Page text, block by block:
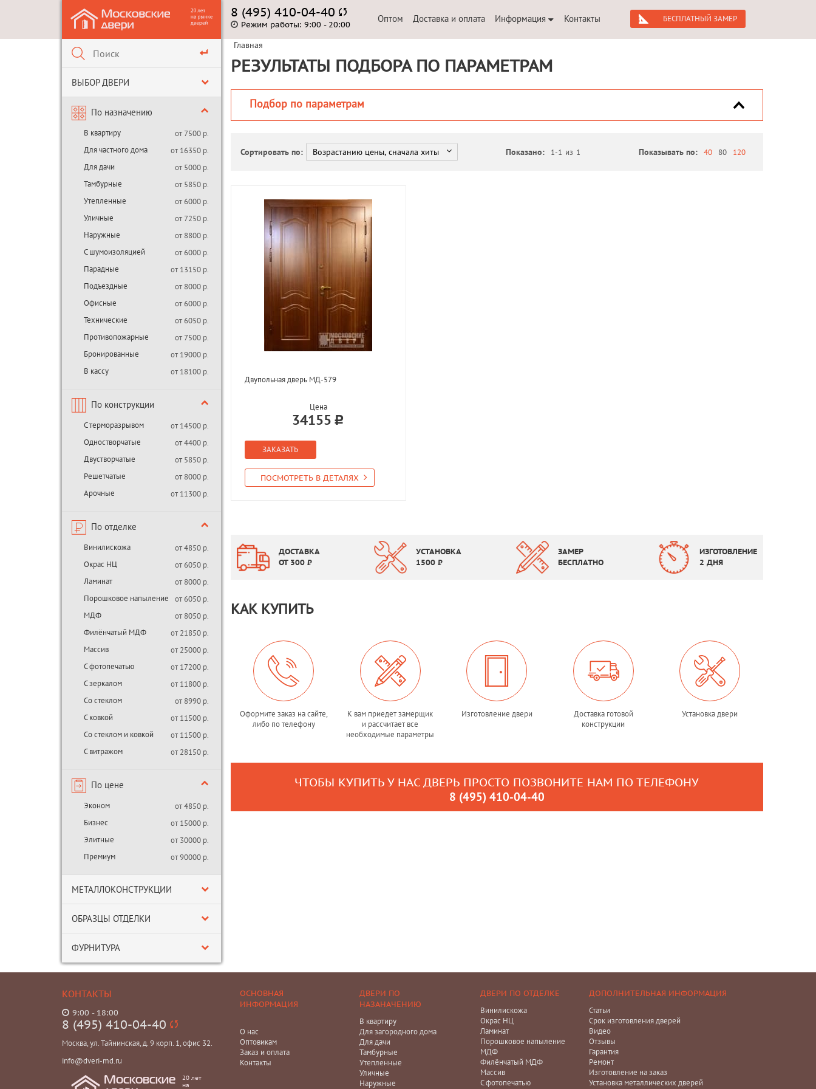
ВЫБОР ДВЕРИ
По назначению
В квартиру
от 7500 р.
Для частного дома
от 16350 р.
Для дачи
от 5000 р.
Тамбурные
от 5850 р.
Утепленные
от 6000 р.
Уличные
от 7250 р.
Наружные
от 8800 р.
С шумоизоляцией
от 6000 р.
Парадные
от 13150 р.
Подъездные
от 8000 р.
Офисные
от 6000 р.
Технические
от 6050 р.
Противопожарные
от 7500 р.
Бронированные
от 19000 р.
В кассу
от 18100 р.
По конструкции
С терморазрывом
от 14500 р.
Одностворчатые
от 4400 р.
Двустворчатые
от 5850 р.
Решетчатые
от 8000 р.
Арочные
от 11300 р.
По отделке
Винилискожа
от 4850 р.
Окрас НЦ
от 6050 р.
Ламинат
от 8000 р.
Порошковое напыление
от 6050 р.
МДФ
от 8050 р.
Филёнчатый МДФ
от 21850 р.
Массив
от 25000 р.
С фотопечатью
от 17200 р.
С зеркалом
от 11800 р.
Со стеклом
от 8990 р.
С ковкой
от 11500 р.
Со стеклом и ковкой
от 11500 р.
С витражом
от 28150 р.
По цене
Эконом
от 4850 р.
Бизнес
от 15000 р.
Элитные
от 30000 р.
Премиум
от 90000 р.
МЕТАЛЛОКОНСТРУКЦИИ
ОБРАЗЦЫ ОТДЕЛКИ
ФУРНИТУРА
8 (495) 410-04-40
Режим работы: 9:00 - 20:00
Оптом Доставка и оплата Информация Контакты БЕСПЛАТНЫЙ ЗАМЕР
Главная
РЕЗУЛЬТАТЫ ПОДБОРА ПО ПАРАМЕТРАМ
Подбор по параметрам
Сортировать по: Показано: 1-1 из 1 Показывать по: 40 80 120
Двупольная дверь МД-579
Цена
34155
ЗАКАЗАТЬ
ПОСМОТРЕТЬ В ДЕТАЛЯХ
ДОСТАВКА
ОТ 300₽
УСТАНОВКА
1500 ₽
ЗАМЕР
БЕСПЛАТНО
ИЗГОТОВЛЕНИЕ
2 ДНЯ
КАК КУПИТЬ
Оформите заказ на сайте,
либо по телефону
К вам приедет замерщик
и рассчитает все
необходимые параметры
Изготовление двери
Доставка готовой
конструкции
Установка двери
ЧТОБЫ КУПИТЬ У НАС ДВЕРЬ ПРОСТО ПОЗВОНИТЕ НАМ ПО ТЕЛЕФОНУ
8 (495) 410-04-40
КОНТАКТЫ
9:00 - 18:00
8 (495) 410-04-40
Москва, ул. Тайнинская, д. 9 корп. 1, офис 32.
info@dveri-md.ru
Московские
20 лет
на
ОСНОВНАЯ
ИНФОРМАЦИЯ
О нас
Оптовикам
Заказ и оплата
Контакты
ДВЕРИ ПО
НАЗАНАЧЕНИЮ
В квартиру
Для загородного дома
Для дачи
Тамбурные
Утепленные
Уличные
Наружные
ДВЕРИ ПО ОТДЕЛКЕ
Винилискожа
Окрас НЦ
Ламинат
Порошковое напыление
МДФ
Филёнчатый МДФ
Массив
С фотопечатью
ДОПОЛНИТЕЛЬНАЯ ИНФОРМАЦИЯ
Статьи
Срок изготовления дверей
Видео
Отзывы
Гарантия
Ремонт
Изготовление на заказ
Установка металлических дверей